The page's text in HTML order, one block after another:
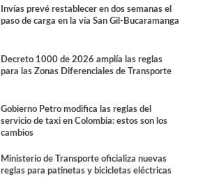
Invías prevé restablecer en dos semanas el
paso de carga en la vía San Gil-Bucaramanga
Decreto 1000 de 2026 amplía las reglas
para las Zonas Diferenciales de Transporte
Gobierno Petro modifica las reglas del
servicio de taxi en Colombia: estos son los
cambios
Ministerio de Transporte oficializa nuevas
reglas para patinetas y bicicletas eléctricas